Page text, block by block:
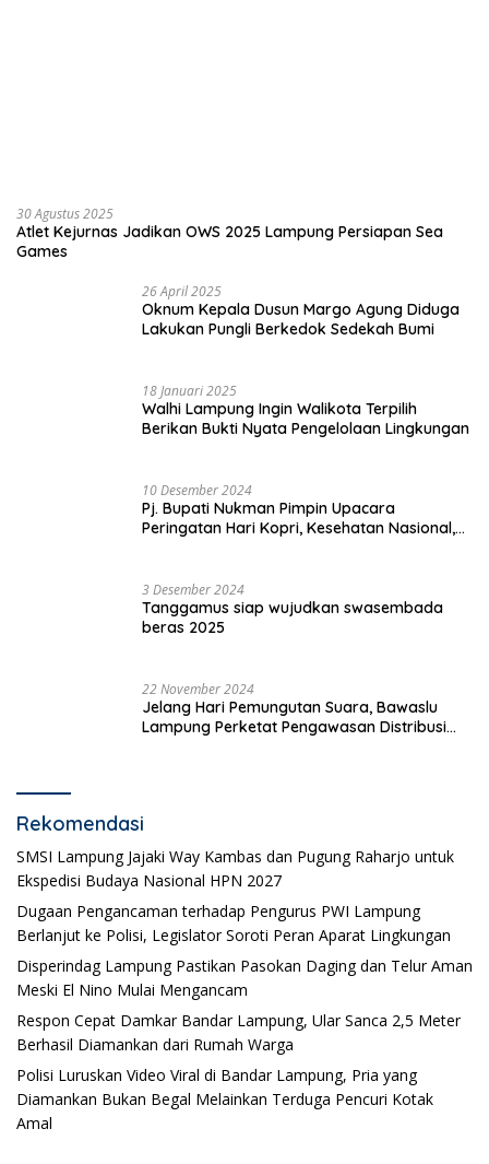
30 Agustus 2025
Atlet Kejurnas Jadikan OWS 2025 Lampung Persiapan Sea
Games
26 April 2025
Oknum Kepala Dusun Margo Agung Diduga
Lakukan Pungli Berkedok Sedekah Bumi
18 Januari 2025
Walhi Lampung Ingin Walikota Terpilih
Berikan Bukti Nyata Pengelolaan Lingkungan
10 Desember 2024
Pj. Bupati Nukman Pimpin Upacara
Peringatan Hari Kopri, Kesehatan Nasional,
3 Desember 2024
Tanggamus siap wujudkan swasembada
beras 2025
22 November 2024
Jelang Hari Pemungutan Suara, Bawaslu
Lampung Perketat Pengawasan Distribusi
Rekomendasi
SMSI Lampung Jajaki Way Kambas dan Pugung Raharjo untuk
Ekspedisi Budaya Nasional HPN 2027
Dugaan Pengancaman terhadap Pengurus PWI Lampung
Berlanjut ke Polisi, Legislator Soroti Peran Aparat Lingkungan
Disperindag Lampung Pastikan Pasokan Daging dan Telur Aman
Meski El Nino Mulai Mengancam
Respon Cepat Damkar Bandar Lampung, Ular Sanca 2,5 Meter
Berhasil Diamankan dari Rumah Warga
Polisi Luruskan Video Viral di Bandar Lampung, Pria yang
Diamankan Bukan Begal Melainkan Terduga Pencuri Kotak
Amal